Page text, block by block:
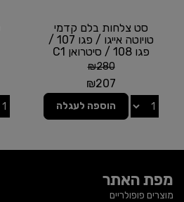
סט צלחות בלם קדמי
טויוטה אייגו / פגו 107 /
פגו 108 / סיטרואן C1
₪280
₪207
הוספה לעגלה
מפת האתר
מוצרים פופולריים